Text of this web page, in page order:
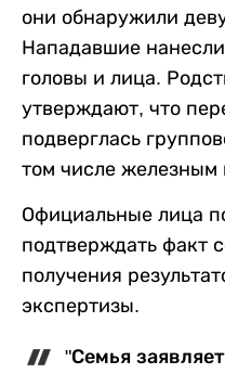
они обнаружили
Нападавшие
головы и лица.
утверждают, что
подверглась
том числе железным
Официальные лица
подтверждать факт
получения
экспертизы.
"Семья